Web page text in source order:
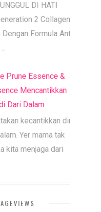
DI HATI
2 Collagen |
Formula Anti
Prune Essence &
Mencantikkan
Dari Dalam
kecantikkan diri
Yer mama tak
kita menjaga dari